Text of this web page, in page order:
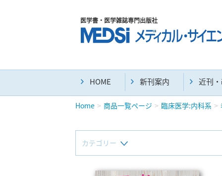
医学書・医学雑誌専門出版社
HOME 新刊案内 近刊
Home 商品一覧ページ 臨床医学:内科系
カテゴリー
新刊(直近6ヶ月)(23)